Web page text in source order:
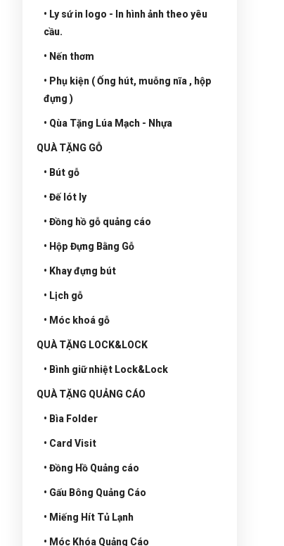
• Ly sứ in logo - In hình ảnh theo yêu
cầu.
• Nến thơm
• Phụ kiện ( Ống hút, muỗng nĩa , hộp
đựng )
• Qùa Tặng Lúa Mạch - Nhựa
QUÀ TẶNG GỖ
• Bút gỗ
• Đế lót ly
• Đồng hồ gỗ quảng cáo
• Hộp Đựng Bằng Gỗ
• Khay đựng bút
• Lịch gỗ
• Móc khoá gỗ
QUÀ TẶNG LOCK&LOCK
• Bình giữ nhiệt Lock&Lock
QUÀ TẶNG QUẢNG CÁO
• Bìa Folder
• Card Visit
• Đồng Hồ Quảng cáo
• Gấu Bông Quảng Cáo
• Miếng Hít Tủ Lạnh
• Móc Khóa Quảng Cáo